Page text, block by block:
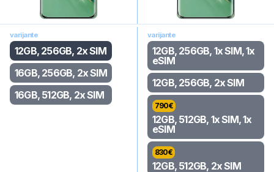
varijante
12GB, 256GB, 2x SIM
16GB, 256GB, 2x SIM
16GB, 512GB, 2x SIM
varijante
12GB, 256GB, 1x SIM, 1x
eSIM
12GB, 256GB, 2x SIM
790€
12GB, 512GB, 1x SIM, 1x
eSIM
830€
12GB, 512GB, 2x SIM